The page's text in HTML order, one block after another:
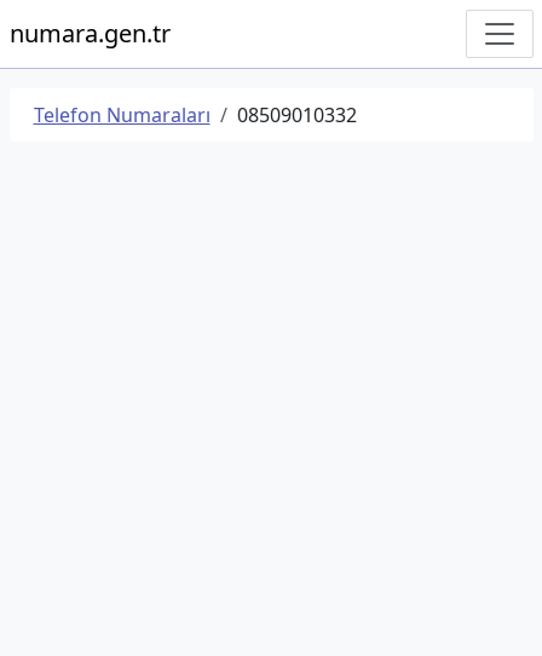
numara.gen.tr
Telefon Numaraları 08509010332